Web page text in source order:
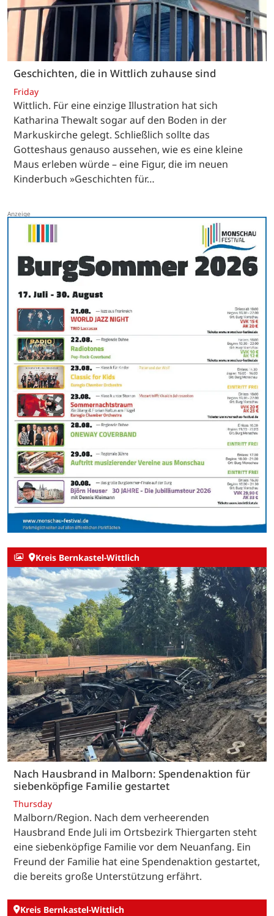
Geschichten, die in Wittlich zuhause sind
Friday
Wittlich. Für eine einzige Illustration hat sich
Katharina Thewalt sogar auf den Boden in der
Markuskirche gelegt. Schließlich sollte das
Gotteshaus genauso aussehen, wie es eine kleine
Maus erleben würde – eine Figur, die im neuen
Kinderbuch »Geschichten für…
Kreis Bernkastel-Wittlich
Nach Hausbrand in Malborn: Spendenaktion für
siebenköpfige Familie gestartet
Thursday
Malborn/Region. Nach dem verheerenden
Hausbrand Ende Juli im Ortsbezirk Thiergarten steht
eine siebenköpfige Familie vor dem Neuanfang. Ein
Freund der Familie hat eine Spendenaktion gestartet,
die bereits große Unterstützung erfährt.
Kreis Bernkastel-Wittlich